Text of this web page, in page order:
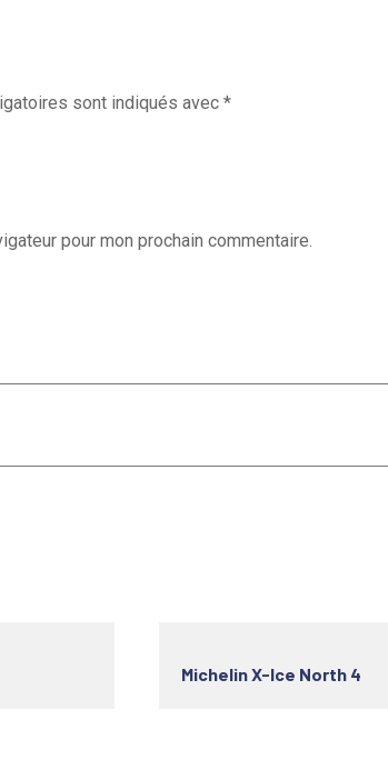
sont indiqués avec *
pour mon prochain commentaire.
Michelin X-Ice North 4